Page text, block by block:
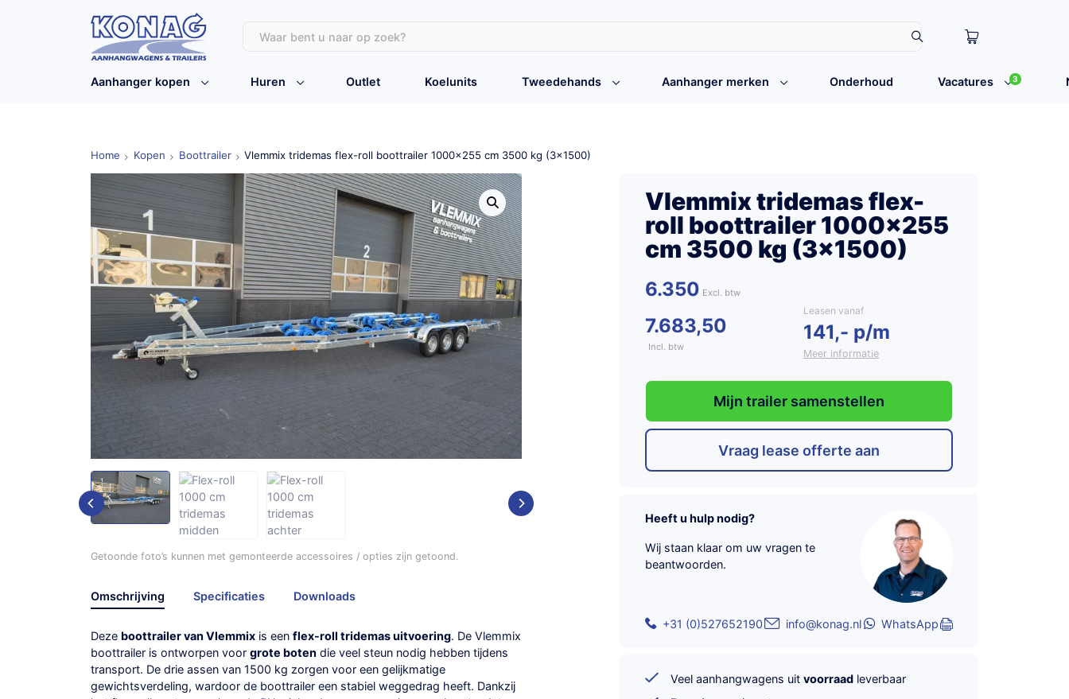
Aanhanger kopen Huren Outlet Koelunits Tweedehands Aanhanger merken Onderhoud Vacatures 3
Home Kopen Boottrailer Vlemmix tridemas flex-roll boottrailer 1000×255 cm 3500 kg (3×1500)
Getoonde foto’s kunnen met gemonteerde accessoires / opties zijn getoond.
Omschrijving Specificaties Downloads
Deze boottrailer van Vlemmix is een flex-roll tridemas uitvoering. De Vlemmix
boottrailer is ontworpen voor grote boten die veel steun nodig hebben tijdens
transport. De drie assen van 1500 kg zorgen voor een gelijkmatige
gewichtsverdeling, wardoor de boottrailer een stabiel weggedrag heeft. Dankzij
Vlemmix tridemas flex-
roll boottrailer 1000×255
cm 3500 kg (3×1500)
6.350
7.683,50
Incl. btw
Leasen vanaf
141,- p/m
Meer informatie
Mijn trailer samenstellen
Vraag lease offerte aan
Heeft u hulp nodig?
Wij staan klaar om uw vragen te
beantwoorden.
+31 (0)527652190 info@konag.nl WhatsApp
Veel aanhangwagens uit voorraad leverbaar